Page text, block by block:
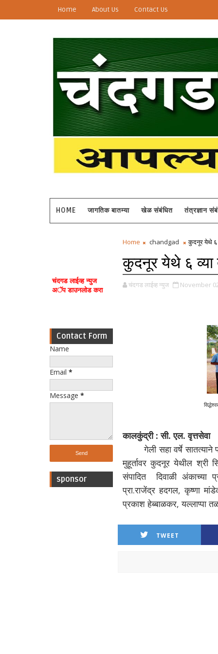
Home About Us Contact Us
HOME जागतिक बातम्या खेळ संबंधित तंत्रज्ञान
चंदगड लाईव्ह न्युज
अॅप डाउनलोड करा
Contact Form
Name
Email *
Message *
sponsor
Home chandgad कुदनूर येथे ६
कुदनूर येथे ६ व्या
चंदगड लाईव्ह न्युज November
कालकुंद्री : सी. एल. वृत्तसेवा
गेली सहा वर्षे सातत्याने
मुहूर्तावर कुदनूर येथील श्री
संपादित दिवाळी अंकाच्या
प्रा.राजेंद्र हदगल, कृष्णा
प्रकाश हेब्बाळकर, यल्लाप्पा
TWEET